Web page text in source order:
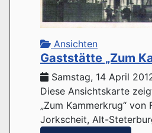
Ansichten
Gaststätte „Zum
Samstag, 14 April
Diese Ansichtskarte
„Zum Kammerkrug“ von
Jorkscheit, Alt-